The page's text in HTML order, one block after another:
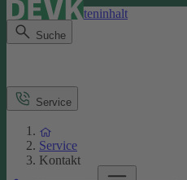
Direkt zum Seiteninhalt
Suche
Service
Service
Kontakt